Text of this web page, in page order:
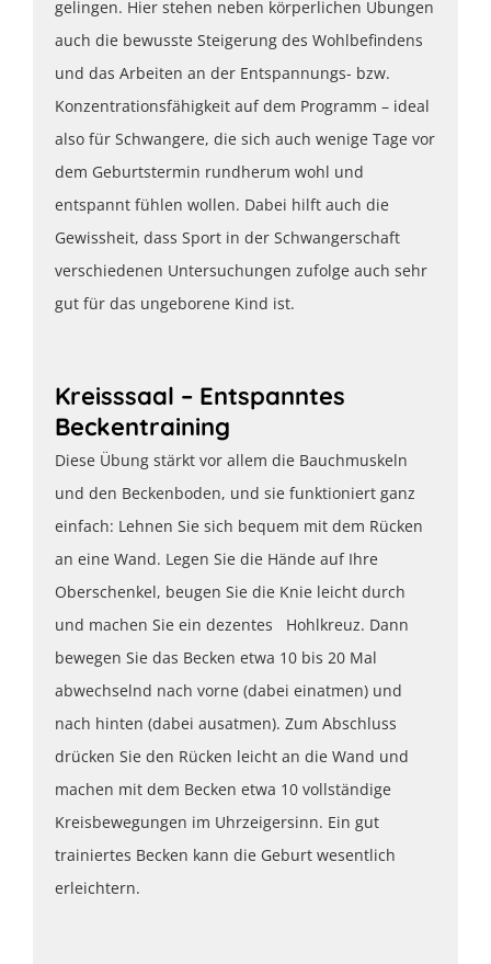
gelingen. Hier stehen neben körperlichen Übungen
auch die bewusste Steigerung des Wohlbefindens
und das Arbeiten an der Entspannungs- bzw.
Konzentrationsfähigkeit auf dem Programm – ideal
also für Schwangere, die sich auch wenige Tage vor
dem Geburtstermin rundherum wohl und
entspannt fühlen wollen. Dabei hilft auch die
Gewissheit, dass Sport in der Schwangerschaft
verschiedenen Untersuchungen zufolge auch sehr
gut für das ungeborene Kind ist.
Kreisssaal – Entspanntes
Beckentraining
Diese Übung stärkt vor allem die Bauchmuskeln
und den Beckenboden, und sie funktioniert ganz
einfach: Lehnen Sie sich bequem mit dem Rücken
an eine Wand. Legen Sie die Hände auf Ihre
Oberschenkel, beugen Sie die Knie leicht durch
und machen Sie ein dezentes Hohlkreuz. Dann
bewegen Sie das Becken etwa 10 bis 20 Mal
abwechselnd nach vorne (dabei einatmen) und
nach hinten (dabei ausatmen). Zum Abschluss
drücken Sie den Rücken leicht an die Wand und
machen mit dem Becken etwa 10 vollständige
Kreisbewegungen im Uhrzeigersinn. Ein gut
trainiertes Becken kann die Geburt wesentlich
erleichtern.